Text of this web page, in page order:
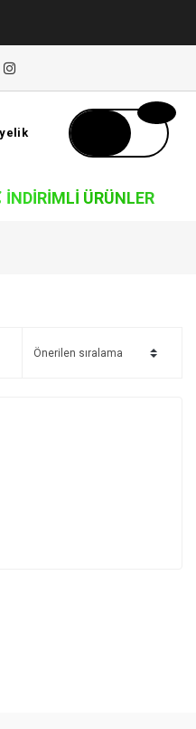
İNDIRIMLI ÜRÜNLER